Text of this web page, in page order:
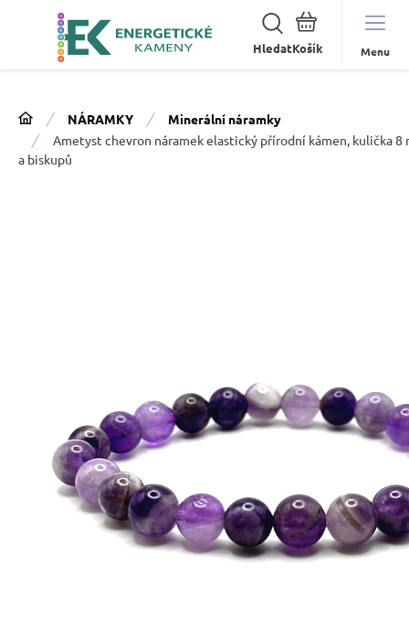
Hledat Menu
NÁRAMKY
Minerální náramky
Ametyst chevron náramek elastický přírodní kámen, kulička 8
a biskupů